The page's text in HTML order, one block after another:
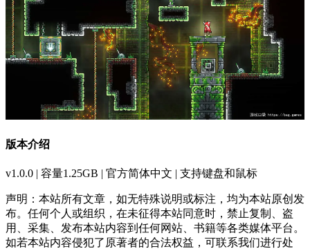
版本介绍
v1.0.0 | 容量1.25GB | 官方简体中文 | 支持键盘和鼠标
声明：本站所有文章，如无特殊说明或标注，均为本站原创发
布。任何个人或组织，在未征得本站同意时，禁止复制、盗
用、采集、发布本站内容到任何网站、书籍等各类媒体平台。
如若本站内容侵犯了原著者的合法权益，可联系我们进行处